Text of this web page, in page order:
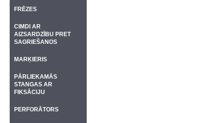
FRĒZES
CIMDI AR
AIZSARDZĪBU PRET
SAGRIEŠANOS
MARĶIERIS
PĀRLIEKAMĀS
STANGAS AR
FIKSĀCIJU
PERFORĀTORS